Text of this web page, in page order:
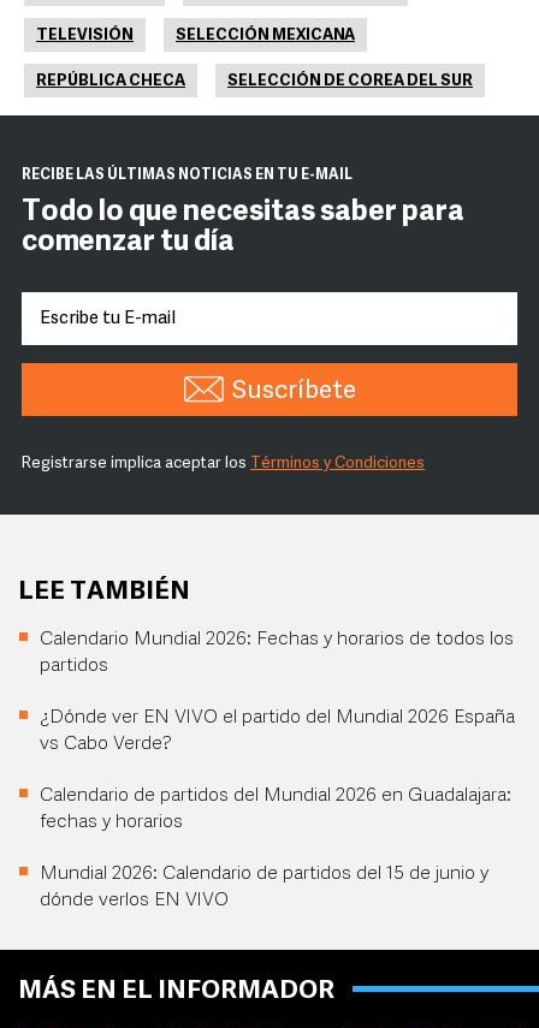
TELEVISIÓN SELECCIÓN MEXICANA
REPÚBLICA CHECA SELECCIÓN DE COREA DEL SUR
RECIBE LAS ÚLTIMAS NOTICIAS EN TU E-MAIL
Todo lo que necesitas saber para
comenzar tu día
Suscríbete
Registrarse implica aceptar los Términos y Condiciones
LEE TAMBIÉN
Calendario Mundial 2026: Fechas y horarios de todos los
partidos
¿Dónde ver EN VIVO el partido del Mundial 2026 España
vs Cabo Verde?
Calendario de partidos del Mundial 2026 en Guadalajara:
fechas y horarios
Mundial 2026: Calendario de partidos del 15 de junio y
dónde verlos EN VIVO
MÁS EN EL INFORMADOR